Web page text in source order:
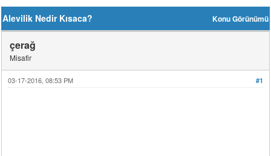
Konu Görünümü
Alevilik Nedir Kısaca?
çerağ
Misafir
#1
03-17-2016, 08:53 PM